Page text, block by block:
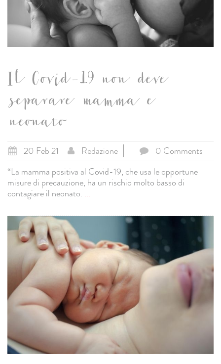
Il Covid-19 non deve
separare mamma e
neonato
20 Feb 21 Redazione
0 Comments
“La mamma positiva al Covid-19, che usa le opportune
misure di precauzione, ha un rischio molto basso di
contagiare il neonato. ...